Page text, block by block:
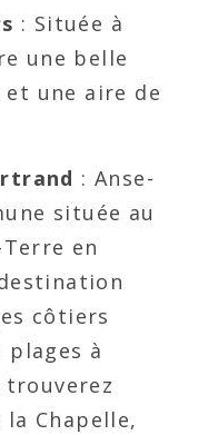
: Située à
une belle
et une aire de
: Anse-
située au
en
côtiers
à
trouverez
Chapelle,